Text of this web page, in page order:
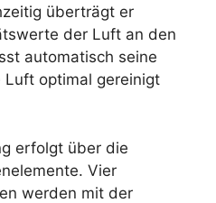
überträgt er
der Luft an den
automatisch seine
optimal gereinigt
erfolgt über die
Vier
werden mit der